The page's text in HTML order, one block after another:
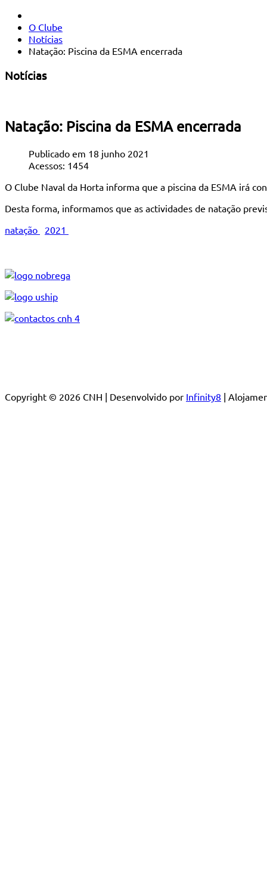
O Clube
Notícias
Natação: Piscina da ESMA encerrada
Notícias
Natação: Piscina da ESMA encerrada
Publicado em 18 junho 2021
Acessos: 1454
O Clube Naval da Horta informa que a piscina da ESMA irá
Desta forma, informamos que as actividades de natação
natação
2021
Copyright © 2026 CNH | Desenvolvido por Infinity8 |